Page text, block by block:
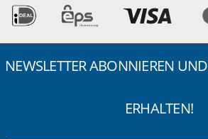
NEWSLETTER ABONNIEREN UND
ERHALTEN!